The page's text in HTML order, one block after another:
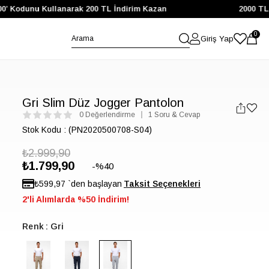
Kullanarak 200 TL İndirim Kazan 2000 TL
Giriş Yap
0
Gri Slim Düz Jogger Pantolon
0 Değerlendirme 1 Soru & Cevap
Stok Kodu (PN2020500708-S04)
₺2.999,90
₺1.799,90 40
₺599,97 `den başlayan
2'li Alımlarda %50 İndirim!
Renk Gri